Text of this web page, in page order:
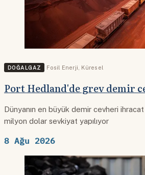
DOĞALGAZ Fosil Enerji Küresel
Port Hedland'de grev demir
Dünyanın en büyük demir cevheri
milyon dolar sevkiyat yapılıyor
8 Ağu 2026